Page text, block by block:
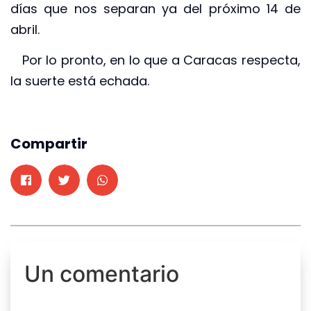
días que nos separan ya del próximo 14 de
abril.
Por lo pronto, en lo que a Caracas respecta,
la suerte está echada.
Compartir
Un comentario